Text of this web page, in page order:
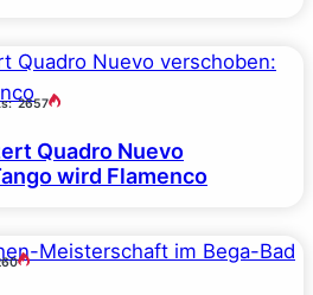
2657
Quadro Nuevo
wird Flamenco